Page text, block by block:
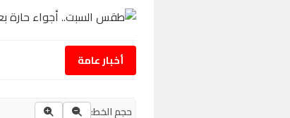
أخبار عامة
حجم الخط: